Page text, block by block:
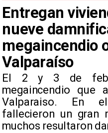
Entregan
nueve
megaincendio
Valparaíso
El 2 y 3 de
megaincendio
Valparaiso. En
fallecieron un gran
muchos resultaron